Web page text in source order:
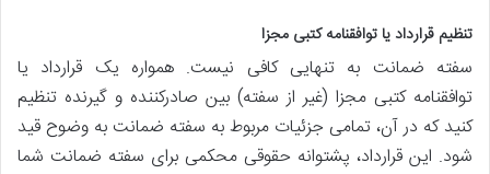
تنظیم قرارداد یا توافقنامه کتبی مجزا
سفته ضمانت به تنهایی کافی نیست. همواره یک قرارداد یا
توافقنامه کتبی مجزا (غیر از سفته) بین صادرکننده و گیرنده تنظیم
کنید که در آن، تمامی جزئیات مربوط به سفته ضمانت به وضوح قید
شود. این قرارداد، پشتوانه حقوقی محکمی برای سفته ضمانت شما